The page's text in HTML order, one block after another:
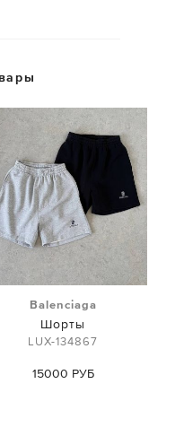
Balenciaga
Шорты
LUX-134867
15000 РУБ